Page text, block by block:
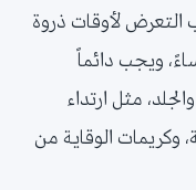
التعرض لأوقات ذروة
الساعة 12 ظهرًا حتى 4 مساءً، ويجب دائماً
مثل ارتداء
وكريمات الوقاية من